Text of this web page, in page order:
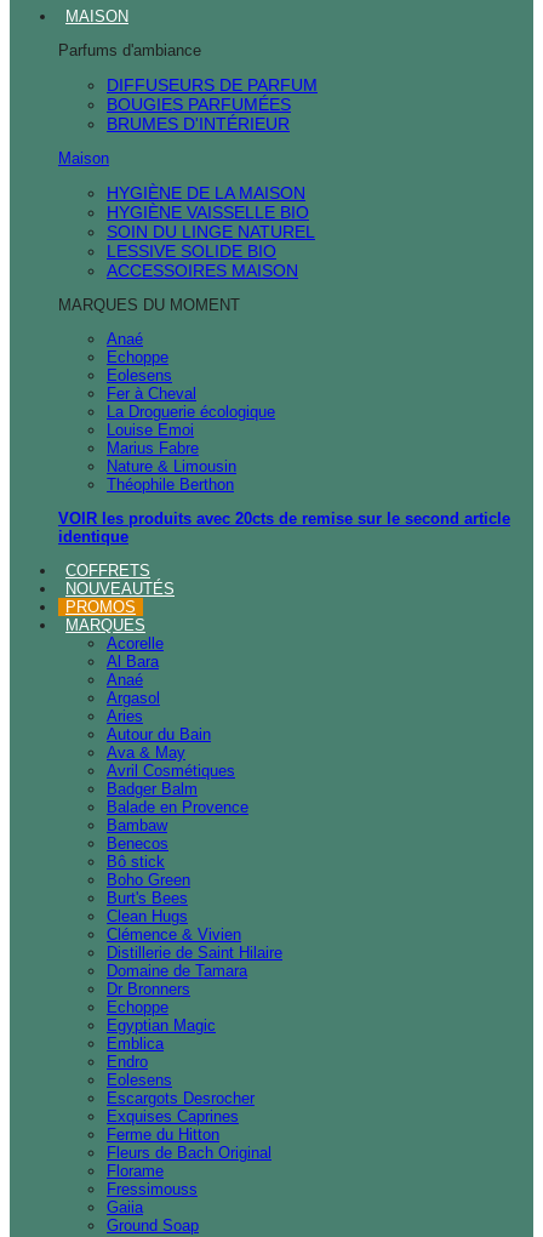
MAISON
Parfums d'ambiance
DIFFUSEURS DE PARFUM
BOUGIES PARFUMÉES
BRUMES D'INTÉRIEUR
Maison
HYGIÈNE DE LA MAISON
HYGIÈNE VAISSELLE BIO
SOIN DU LINGE NATUREL
LESSIVE SOLIDE BIO
ACCESSOIRES MAISON
MARQUES DU MOMENT
Anaé
Echoppe
Eolesens
Fer à Cheval
La Droguerie écologique
Louise Emoi
Marius Fabre
Nature & Limousin
Théophile Berthon
VOIR les produits avec 20cts de remise sur le second article
identique
COFFRETS
NOUVEAUTÉS
PROMOS
MARQUES
Acorelle
Al Bara
Anaé
Argasol
Aries
Autour du Bain
Ava & May
Avril Cosmétiques
Badger Balm
Balade en Provence
Bambaw
Benecos
Bô stick
Boho Green
Burt's Bees
Clean Hugs
Clémence & Vivien
Distillerie de Saint Hilaire
Domaine de Tamara
Dr Bronners
Echoppe
Egyptian Magic
Emblica
Endro
Eolesens
Escargots Desrocher
Exquises Caprines
Ferme du Hitton
Fleurs de Bach Original
Florame
Fressimouss
Gaiia
Ground Soap